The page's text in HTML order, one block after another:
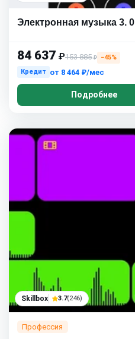
Электронная музыка 3. 0
84 637 ₽153 885₽
−45%
Кредит
от 8 464 ₽/мес
Подробнее
Skillbox 3.7(246)
Профессия